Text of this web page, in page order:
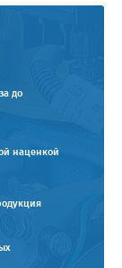
до
наценкой